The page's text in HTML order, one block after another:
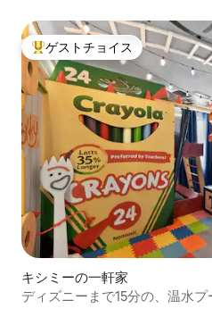
大好評のゲストチョイスです。
ゲストチョイス
キシミーの一軒家
ディズニーまで15分の、温水